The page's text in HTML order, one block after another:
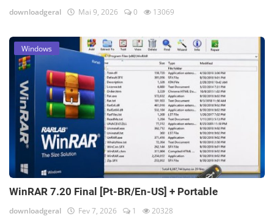
downloadgeral Mai 9, 2026 0 13069
Windows
WinRAR 7.20 Final [Pt-BR/En-US] + Portable
downloadgeral Fev 7, 2026 1 20328